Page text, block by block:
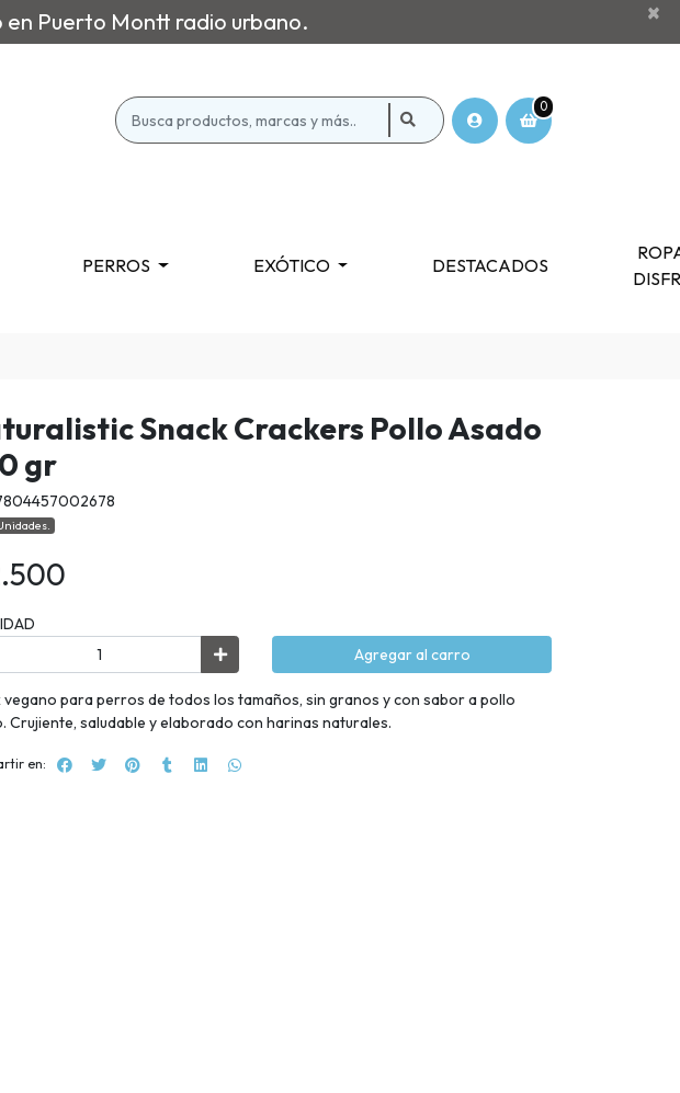
Puerto Montt radio urbano. ×
0
PERROS EXÓTICO DESTACADOS
Snack Crackers Pollo Asado
gr
Agregar al carro
vegano para perros de todos los tamaños, sin granos y con sabor a pollo
Crujiente, saludable y elaborado con harinas naturales.
en: